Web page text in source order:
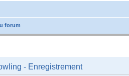
forum
- Enregistrement